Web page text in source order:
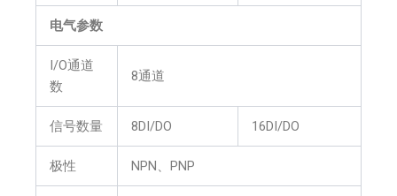
电气参数
I/O通道
数
8通道
信号数量 8DI/DO 16DI/DO
极性 NPN、PNP